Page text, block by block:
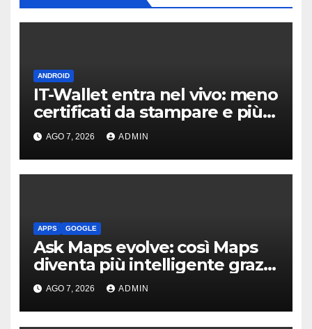
ANDROID
IT-Wallet entra nel vivo: meno
certificati da stampare e più
documenti digitali
AGO 7, 2026 ADMIN
APPS GOOGLE
Ask Maps evolve: così Maps
diventa più intelligente grazie
a Gemini
AGO 7, 2026 ADMIN